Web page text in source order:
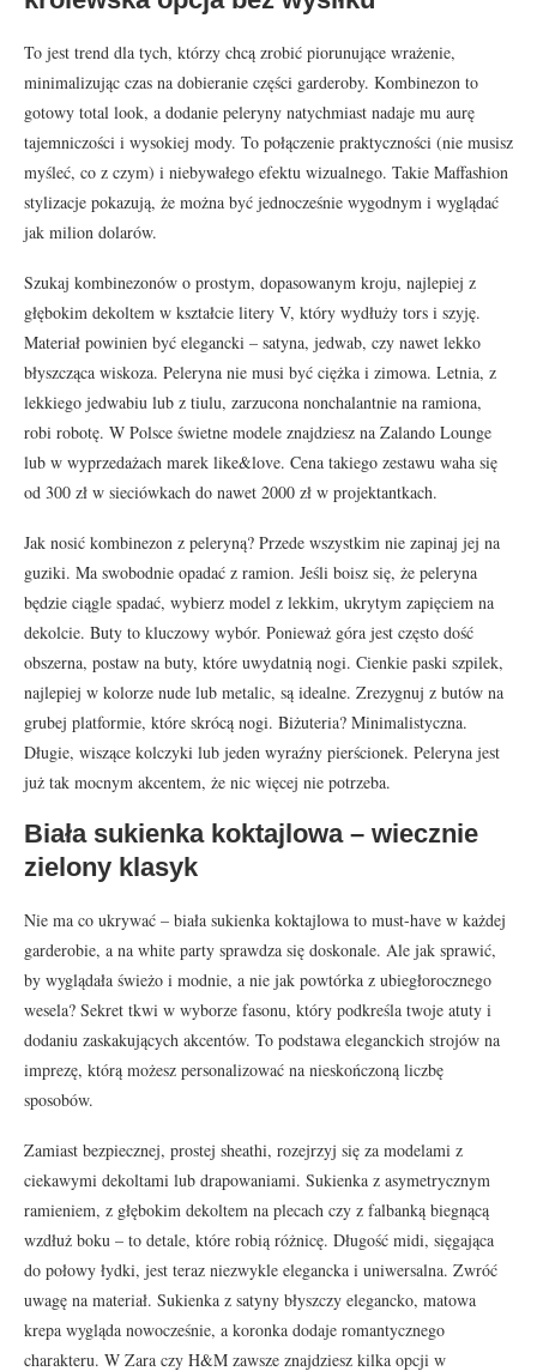
To jest trend dla tych, którzy chcą zrobić piorunujące wrażenie,
minimalizując czas na dobieranie części garderoby. Kombinezon to
gotowy total look, a dodanie peleryny natychmiast nadaje mu aurę
tajemniczości i wysokiej mody. To połączenie praktyczności (nie musisz
myśleć, co z czym) i niebywałego efektu wizualnego. Takie Maffashion
stylizacje pokazują, że można być jednocześnie wygodnym i wyglądać
jak milion dolarów.
Szukaj kombinezonów o prostym, dopasowanym kroju, najlepiej z
głębokim dekoltem w kształcie litery V, który wydłuży tors i szyję.
Materiał powinien być elegancki – satyna, jedwab, czy nawet lekko
błyszcząca wiskoza. Peleryna nie musi być ciężka i zimowa. Letnia, z
lekkiego jedwabiu lub z tiulu, zarzucona nonchalantnie na ramiona,
robi robotę. W Polsce świetne modele znajdziesz na Zalando Lounge
lub w wyprzedażach marek like&love. Cena takiego zestawu waha się
od 300 zł w sieciówkach do nawet 2000 zł w projektantkach.
Jak nosić kombinezon z peleryną? Przede wszystkim nie zapinaj jej na
guziki. Ma swobodnie opadać z ramion. Jeśli boisz się, że peleryna
będzie ciągle spadać, wybierz model z lekkim, ukrytym zapięciem na
dekolcie. Buty to kluczowy wybór. Ponieważ góra jest często dość
obszerna, postaw na buty, które uwydatnią nogi. Cienkie paski szpilek,
najlepiej w kolorze nude lub metalic, są idealne. Zrezygnuj z butów na
grubej platformie, które skrócą nogi. Biżuteria? Minimalistyczna.
Długie, wiszące kolczyki lub jeden wyraźny pierścionek. Peleryna jest
już tak mocnym akcentem, że nic więcej nie potrzeba.
Biała sukienka koktajlowa – wiecznie
zielony klasyk
Nie ma co ukrywać – biała sukienka koktajlowa to must-have w każdej
garderobie, a na white party sprawdza się doskonale. Ale jak sprawić,
by wyglądała świeżo i modnie, a nie jak powtórka z ubiegłorocznego
wesela? Sekret tkwi w wyborze fasonu, który podkreśla twoje atuty i
dodaniu zaskakujących akcentów. To podstawa eleganckich strojów na
imprezę, którą możesz personalizować na nieskończoną liczbę
sposobów.
Zamiast bezpiecznej, prostej sheathi, rozejrzyj się za modelami z
ciekawymi dekoltami lub drapowaniami. Sukienka z asymetrycznym
ramieniem, z głębokim dekoltem na plecach czy z falbanką biegnącą
wzdłuż boku – to detale, które robią różnicę. Długość midi, sięgająca
do połowy łydki, jest teraz niezwykle elegancka i uniwersalna. Zwróć
uwagę na materiał. Sukienka z satyny błyszczy elegancko, matowa
krepa wygląda nowocześnie, a koronka dodaje romantycznego
charakteru. W Zara czy H&M zawsze znajdziesz kilka opcji w